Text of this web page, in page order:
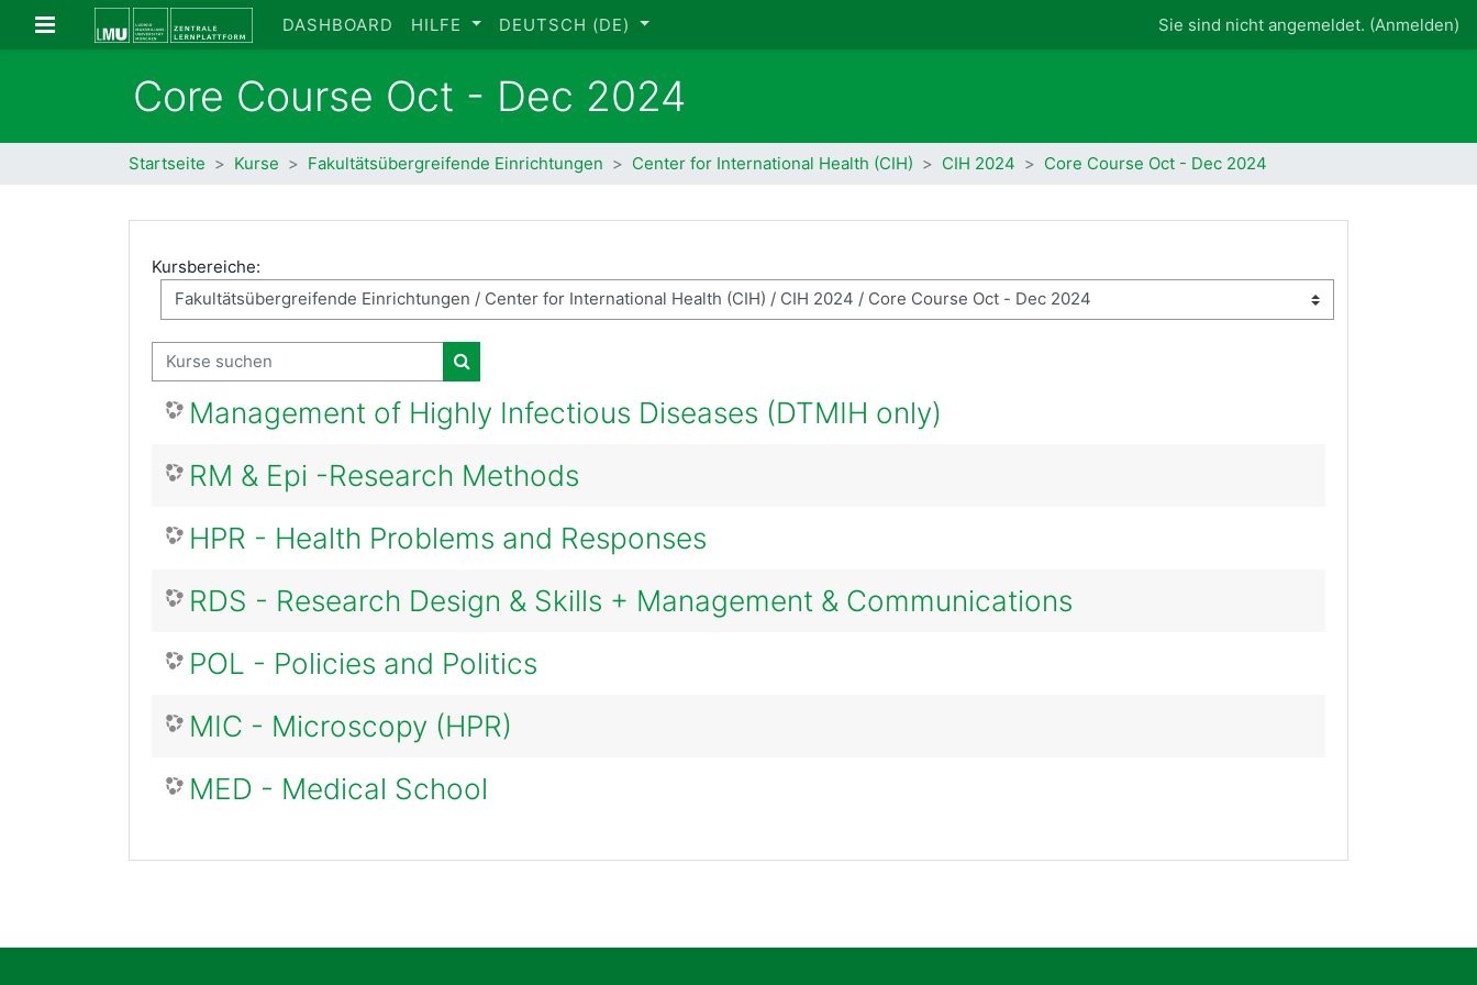
Zum Hauptinhalt
Website-Übersicht DASHBOARD HILFE DEUTSCH ‎(DE)‎ Sie sind nicht angemeldet. (Anmelden)
Core Course Oct - Dec 2024
Startseite Kurse Fakultätsübergreifende Einrichtungen Center for International Health (CIH) CIH 2024 Core Course Oct - Dec 2024
Kursbereiche:
Kurse suchen
Kurse suchen
Management of Highly Infectious Diseases (DTMIH only)
RM & Epi -Research Methods
HPR - Health Problems and Responses
RDS - Research Design & Skills + Management & Communications
POL - Policies and Politics
MIC - Microscopy (HPR)
MED - Medical School